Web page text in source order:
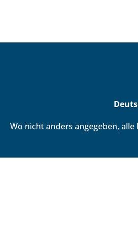
Wo nicht anders angegeben,